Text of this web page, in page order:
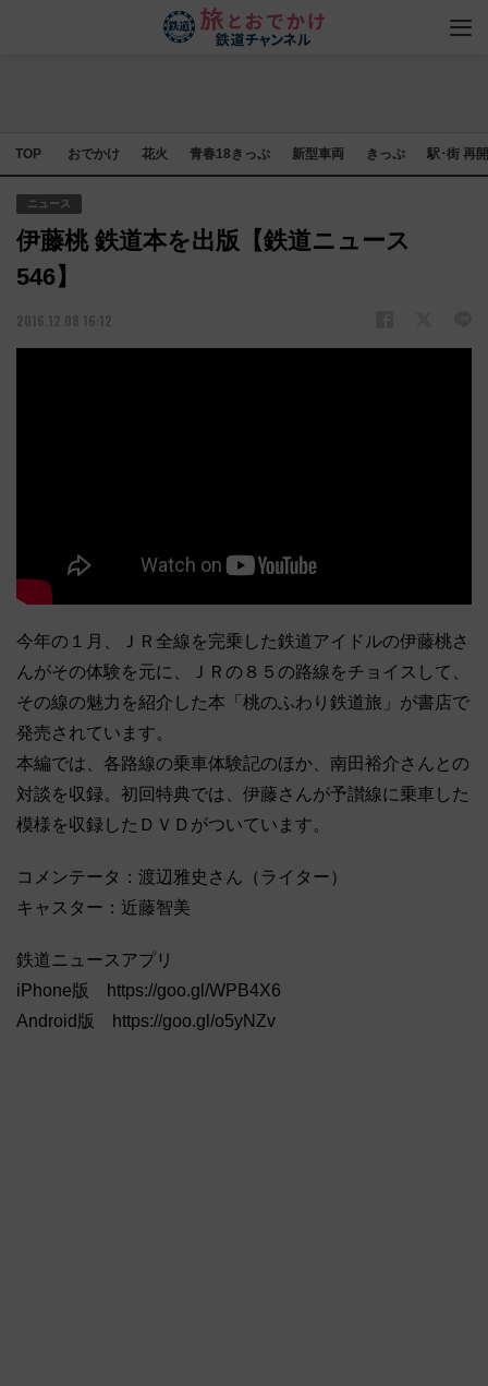
TOP おでかけ 花火 青春18きっぷ 新型車両 きっぷ 駅･街 再
ニュース
伊藤桃 鉄道本を出版【鉄道ニュース
546】
2016.12.08 16:12
今年の１月、ＪＲ全線を完乗した鉄道アイドルの伊藤桃さ
んがその体験を元に、ＪＲの８５の路線をチョイスして、
その線の魅力を紹介した本「桃のふわり鉄道旅」が書店で
発売されています。
本編では、各路線の乗車体験記のほか、南田裕介さんとの
対談を収録。初回特典では、伊藤さんが予讃線に乗車した
模様を収録したＤＶＤがついています。
コメンテータ：渡辺雅史さん（ライター）
キャスター：近藤智美
鉄道ニュースアプリ
iPhone版 https://goo.gl/WPB4X6
Android版 https://goo.gl/o5yNZv